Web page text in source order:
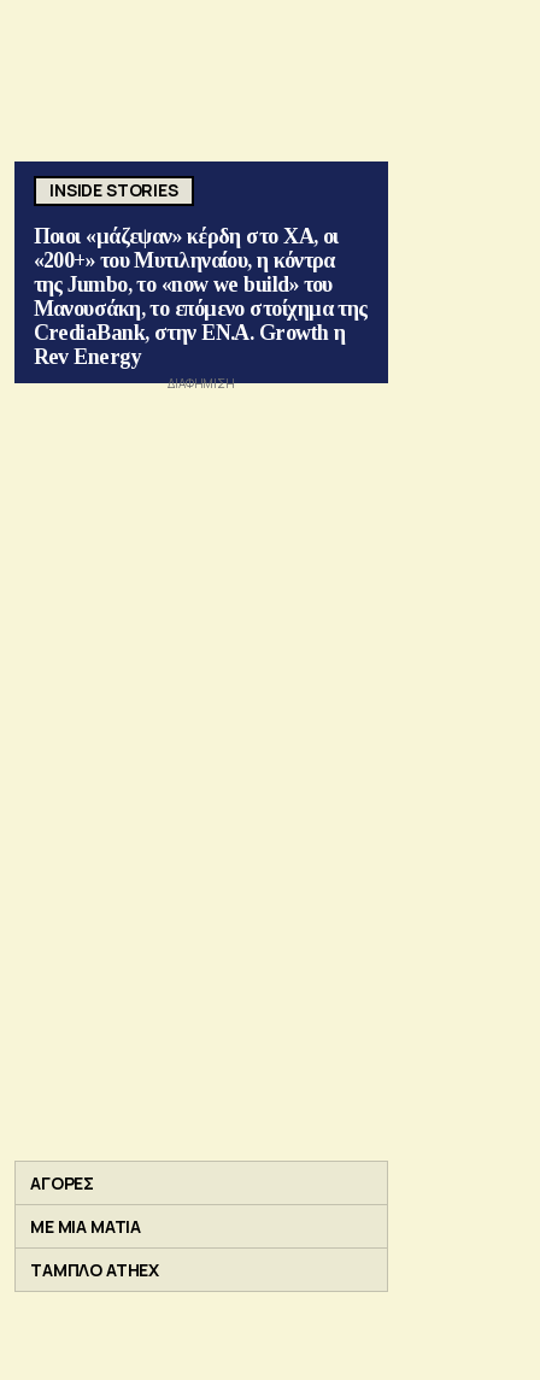
INSIDE STORIES
Ποιοι «μάζεψαν» κέρδη στο ΧΑ, οι
«200+» του Μυτιληναίου, η κόντρα
της Jumbo, το «now we build» του
Μανουσάκη, το επόμενο στοίχημα της
CrediaBank, στην ΕΝ.Α. Growth η
Rev Energy
ΑΓΟΡΕΣ
ΜΕ ΜΙΑ ΜΑΤΙΑ
ΤΑΜΠΛΟ ATHEX